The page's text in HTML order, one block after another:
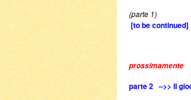
(parte 1)
[to be continued]
prossimamente
parte 2 –>> Il